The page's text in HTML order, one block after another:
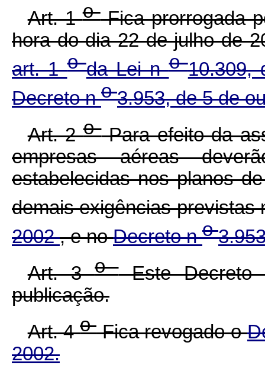
Art. 1oFica prorrogada
hora do dia 22 de julho de
art. 1oda Lei no10.309,
Decreto no3.953, de 5 de
Art. 2oPara efeito da
empresas aéreas
estabelecidas nos planos
demais exigências previstas
2002, e noDecreto no
Art. 3oEste Decreto
publicação.
Art. 4oFica revogado o
2002.